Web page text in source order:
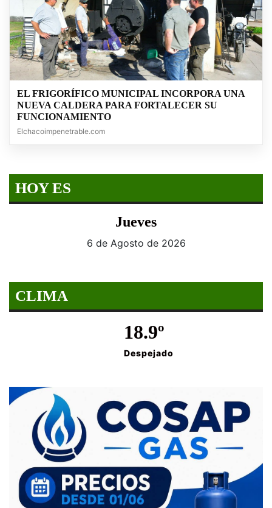
EL FRIGORÍFICO MUNICIPAL INCORPORA UNA
NUEVA CALDERA PARA FORTALECER SU
FUNCIONAMIENTO
Elchacoimpenetrable.com
HOY ES
Jueves
6 de Agosto de 2026
CLIMA
18.9º
Despejado